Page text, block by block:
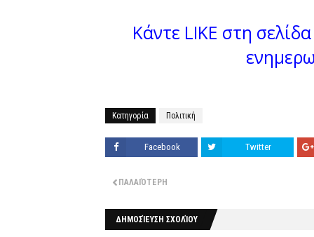
Κάντε LIKE στη
Κατηγορία Πολιτική
Facebook Twitter
ΠΑΛΑΙΌΤΕΡΗ
ΔΗΜΟΣΊΕΥΣΗ ΣΧΟΛΊΟΥ